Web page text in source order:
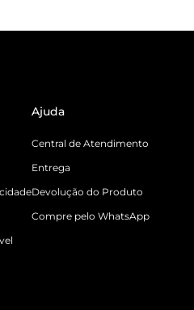
Ajuda
Central de Atendimento
Entrega
Devolução do Produto
Compre pelo WhatsApp